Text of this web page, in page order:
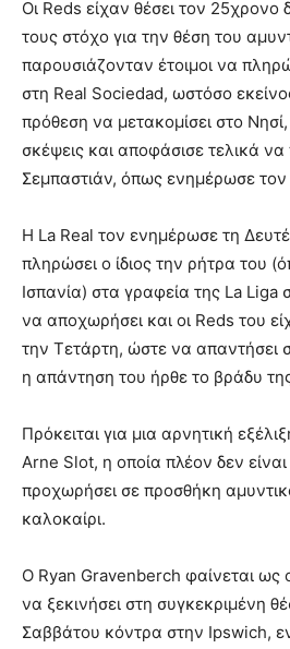
Οι Reds είχαν θέσει τον 25χρονο
τους στόχο για την θέση του
παρουσιάζονταν έτοιμοι να
στη Real Sociedad, ωστόσο
πρόθεση να μετακομίσει στο
σκέψεις και αποφάσισε τελικά
Σεμπαστιάν, όπως ενημέρωσε
Η La Real τον ενημέρωσε τη
πληρώσει ο ίδιος την ρήτρα του
Ισπανία) στα γραφεία της La Liga
να αποχωρήσει και οι Reds του
την Τετάρτη, ώστε να απαντήσει
η απάντηση του ήρθε το βράδυ
Πρόκειται για μια αρνητική
Arne Slot, η οποία πλέον δεν
προχωρήσει σε προσθήκη
καλοκαίρι.
Ο Ryan Gravenberch φαίνεται ως
να ξεκινήσει στη συγκεκριμένη
Σαββάτου κόντρα στην Ipswich,